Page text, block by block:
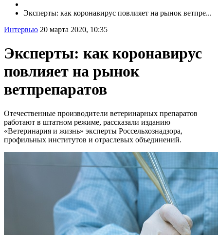
Эксперты: как коронавирус повлияет на рынок ветпре...
Интервью 20 марта 2020, 10:35
Эксперты: как коронавирус
повлияет на рынок
ветпрепаратов
Отечественные производители ветеринарных препаратов
работают в штатном режиме, рассказали изданию
«Ветеринария и жизнь» эксперты Россельхознадзора,
профильных институтов и отраслевых объединений.